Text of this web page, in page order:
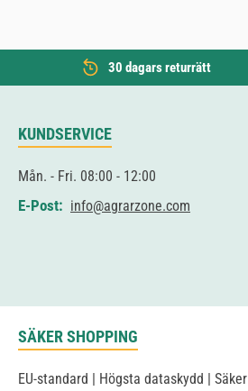
30 dagars returrätt
KUNDSERVICE
Mån. - Fri. 08:00 - 12:00
E-Post: info@agrarzone.com
SÄKER SHOPPING
EU-standard | Högsta dataskydd | Säker